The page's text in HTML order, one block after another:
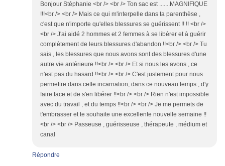
Bonjour Stéphanie <br /> <br /> Ton sac est .......MAGNIFIQUE
!!!<br /> <br /> Mais ce qui m'interpelle dans ta parenthèse ,
c'est que n'importe qu'elles blessures se guérissent !! !! <br />
<br /> J'ai aidé 2 hommes et 2 femmes à se libérer et à guérir
complètement de leurs blessures d'abandon !!<br /> <br /> Tu
sais , les blessures que nous avons sont des blessures d'une
autre vie antérieure !!<br /> <br /> Et si nous les avons , ce
n'est pas du hasard !!<br /> <br /> C'est justement pour nous
permettre dans cette incarnation, dans ce nouveau temps , d'y
faire face et de s'en libérer !!<br /> <br /> Rien n'est impossible
avec du travail , et du temps !!<br /> <br /> Je me permets de
t'embrasser et te souhaite une excellente nouvelle semaine !!
<br /> <br /> Passeuse , guérisseuse , thérapeute , médium et
canal
Répondre